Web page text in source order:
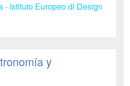
- Istituto Europeo di Design
y